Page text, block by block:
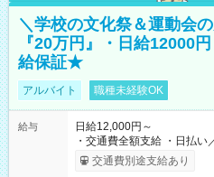
＼学校の文化祭＆運動会
『20万円』・日給12000
給保証★
アルバイト 職種未経験OK
給与
日給12,000円～
・交通費全額支給 ・日払
証あり ・－・－・－・－・－・－・－・－・－・－・ ★☆入社
祝金20万円★☆ ※1勤務毎
交通費別途支給あり